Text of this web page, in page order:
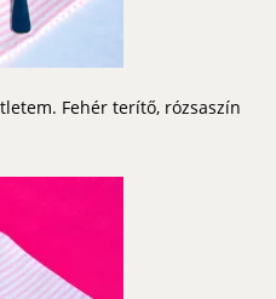
Fehér terítő, rózsaszín